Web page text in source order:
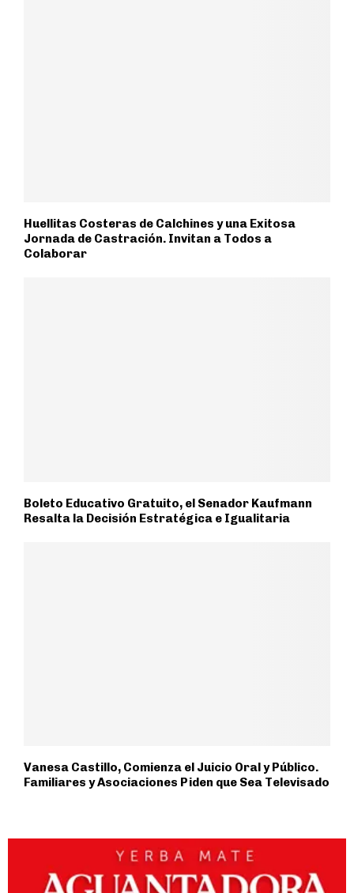
Huellitas Costeras de Calchines y una Exitosa
Jornada de Castración. Invitan a Todos a
Colaborar
Boleto Educativo Gratuito, el Senador Kaufmann
Resalta la Decisión Estratégica e Igualitaria
Vanesa Castillo, Comienza el Juicio Oral y Público.
Familiares y Asociaciones Piden que Sea Televisado